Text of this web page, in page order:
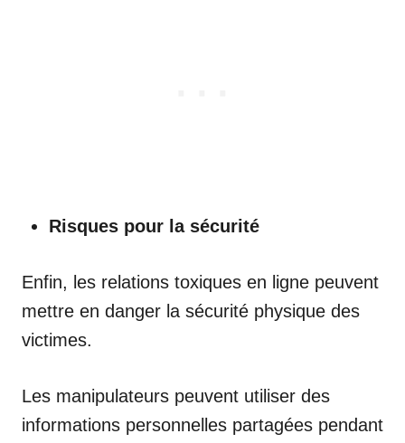
Risques pour la sécurité
Enfin, les relations toxiques en ligne peuvent
mettre en danger la sécurité physique des
victimes.
Les manipulateurs peuvent utiliser des
informations personnelles partagées pendant